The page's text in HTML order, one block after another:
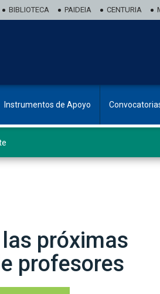
BIBLIOTECA PAIDEIA CENTURIA
Instrumentos de Apoyo
próximas
profesores